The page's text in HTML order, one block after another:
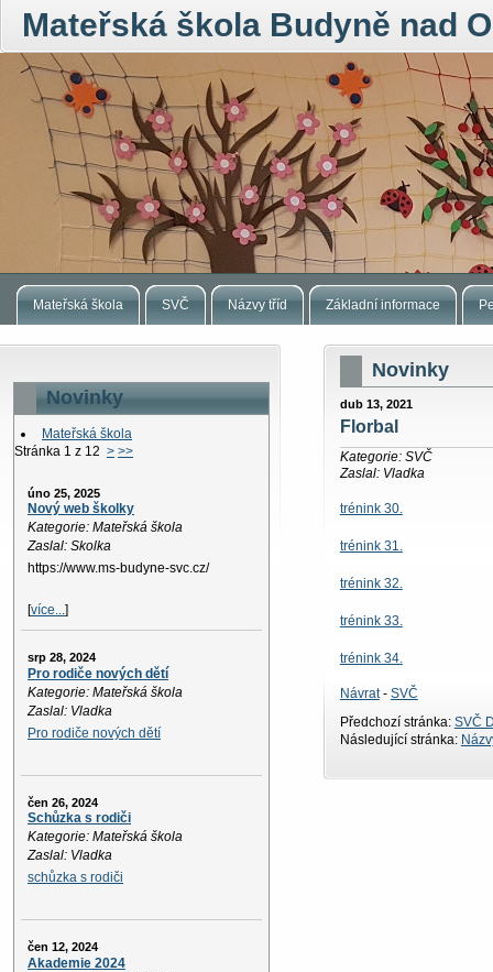
Mateřská škola Budyně nad
Mateřská škola SVČ Názvy tříd Základní informace
Novinky
Mateřská škola
Stránka 1 z 12 > >>
úno 25, 2025
Nový web školky
Kategorie: Mateřská škola
Zaslal: Skolka
https://www.ms-budyne-svc.cz/
[více...]
srp 28, 2024
Pro rodiče nových dětí
Kategorie: Mateřská škola
Zaslal: Vladka
Pro rodiče nových dětí
čen 26, 2024
Schůzka s rodiči
Kategorie: Mateřská škola
Zaslal: Vladka
schůzka s rodiči
čen 12, 2024
Akademie 2024
Novinky
dub 13, 2021
Florbal
Kategorie: SVČ
Zaslal: Vladka
trénink 30.
trénink 31.
trénink 32.
trénink 33.
trénink 34.
Návrat- SVČ
Předchozí stránka: SVČ
Následující stránka: